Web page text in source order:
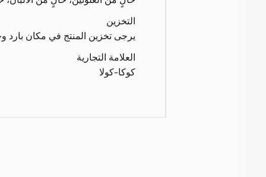
التخزين
يرجى تخزين المنتج في مكان بارد
العلامة التجارية
كوكا-كولا